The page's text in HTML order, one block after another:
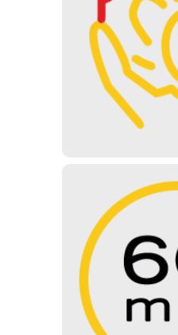
Das Museum
besichtigt
15 Personen ist
60
Die normale
Minuten.
stellen Ihnen
Museumsführer
im